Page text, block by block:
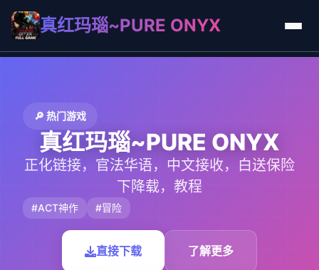
真红玛瑙~PURE ONYX
🔎 热门游戏
真红玛瑙~PURE ONYX
正化链接，官法华语，中文接收，白送保险
下降载，教程
#ACT神作 #冒险
直接下载 了解更多